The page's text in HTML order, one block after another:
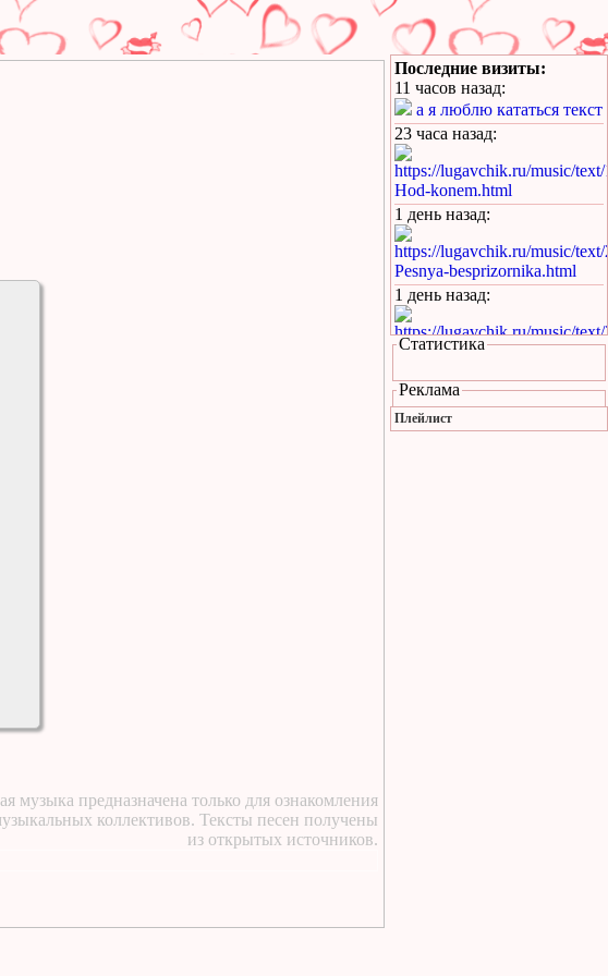
музыка предназначена только для ознакомления
коллективов. Тексты песен получены
из открытых источников.
Последние визиты:
11 часов назад:
а я люблю кататься текст
23 часа назад:
https://lugavchik.ru/music/
Hod-konem.html
1 день назад:
https://lugavchik.ru/music/
Pesnya-besprizornika.html
1 день назад:
https://lugavchik.ru/music/
Pesnya-besprizornika.html
https://lugavchik.ru/music/
Leto-(pesnya-dlya-Coya).html
Статистика
Реклама
Плейлист